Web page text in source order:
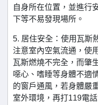
自身所在位置，並進行
下等不易發現場所。
5. 居住安全：使用瓦斯
注意室內空氣流通，使
瓦斯燃燒不完全，而肇
噁心、嗜睡等身體不適
的窗戶通風，若身體嚴
室外環境，再打119電